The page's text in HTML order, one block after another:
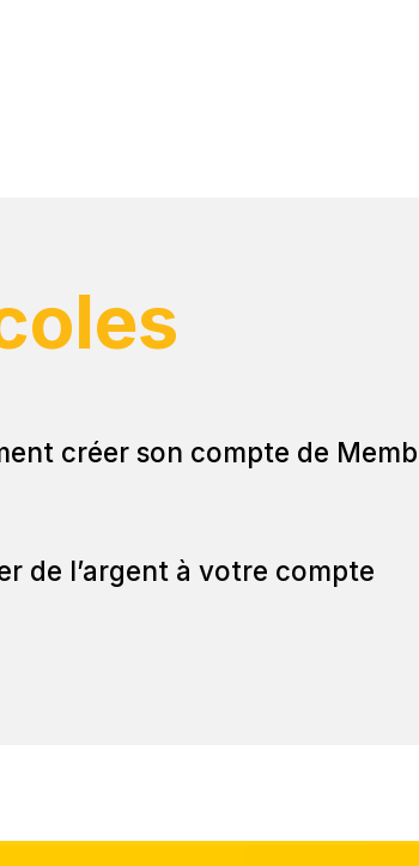
créer son compte de
de l’argent à votre compte